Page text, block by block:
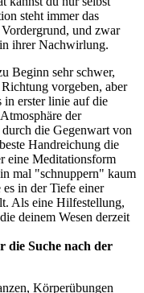
steht immer das
und zwar
ihrer Nachwirlung.
Beginn sehr schwer,
vorgeben, aber
in erster linie auf die
der
die Gegenwart von
Handreichung die
eine Meditationsform
mal "schnuppern" kaum
in der Tiefe einer
Als eine Hilfestellung,
deinem Wesen derzeit
die Suche nach der
Körperübungen